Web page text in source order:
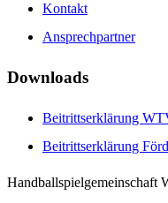
Kontakt
Ansprechpartner
Downloads
Beitrittserklärung
Beitrittserklärung
Handballspielgemeinschaft